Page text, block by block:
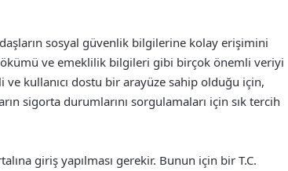
sosyal güvenlik bilgilerine kolay erişimini
ve emeklilik bilgileri gibi birçok önemli veriyi
kullanıcı dostu bir arayüze sahip olduğu için,
sigorta durumlarını sorgulamaları için sık tercih
giriş yapılması gerekir. Bunun için bir T.C.